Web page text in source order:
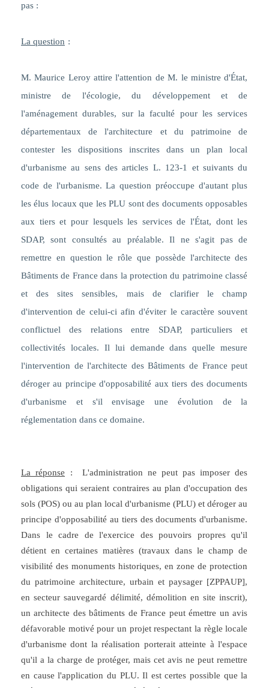
pas :
La question :
M. Maurice Leroy attire l'attention de M. le ministre d'État,
ministre de l'écologie, du développement et de
l'aménagement durables, sur la faculté pour les services
départementaux de l'architecture et du patrimoine de
contester les dispositions inscrites dans un plan local
d'urbanisme au sens des articles L. 123-1 et suivants du
code de l'urbanisme. La question préoccupe d'autant plus
les élus locaux que les PLU sont des documents opposables
aux tiers et pour lesquels les services de l'État, dont les
SDAP, sont consultés au préalable. Il ne s'agit pas de
remettre en question le rôle que possède l'architecte des
Bâtiments de France dans la protection du patrimoine classé
et des sites sensibles, mais de clarifier le champ
d'intervention de celui-ci afin d'éviter le caractère souvent
conflictuel des relations entre SDAP, particuliers et
collectivités locales. Il lui demande dans quelle mesure
l'intervention de l'architecte des Bâtiments de France peut
déroger au principe d'opposabilité aux tiers des documents
d'urbanisme et s'il envisage une évolution de la
réglementation dans ce domaine.
La réponse :
L'administration ne peut pas imposer des
obligations qui seraient contraires au plan d'occupation des
sols (POS) ou au plan local d'urbanisme (PLU) et déroger au
principe d'opposabilité au tiers des documents d'urbanisme.
Dans le cadre de l'exercice des pouvoirs propres qu'il
détient en certaines matières (travaux dans le champ de
visibilité des monuments historiques, en zone de protection
du patrimoine architecture, urbain et paysager [ZPPAUP],
en secteur sauvegardé délimité, démolition en site inscrit),
un architecte des bâtiments de France peut émettre un avis
défavorable motivé pour un projet respectant la règle locale
d'urbanisme dont la réalisation porterait atteinte à l'espace
qu'il a la charge de protéger, mais cet avis ne peut remettre
en cause l'application du PLU. Il est certes possible que la